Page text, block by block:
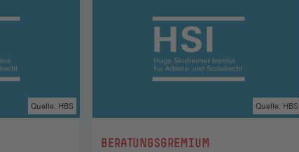
Quelle: HBS
:BERATUNGSGREMIUM
Quelle: HBS